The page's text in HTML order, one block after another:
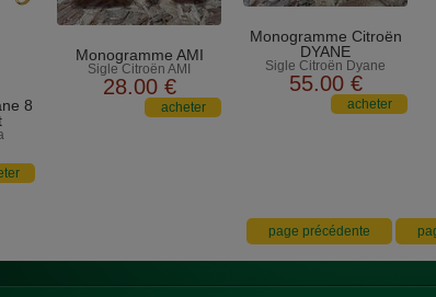
8
Monogramme AMI
Sigle Citroën AMI
28.00 €
Monogramme Citroën
DYANE
Sigle Citroën Dyane
55.00 €